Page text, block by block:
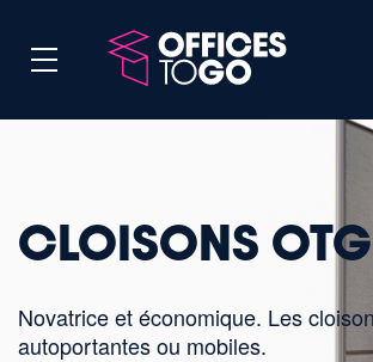
CLOISONS OTG
Novatrice et économique. Les
autoportantes ou mobiles.